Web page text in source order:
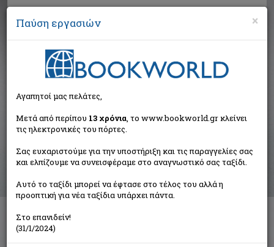
Αναζήτηση
Αποτελέσματα αναζήτησης
Συγγραφέας: Ψιμούλη Χρυσούλα Δ. (4 βιβλία)
Ταξινόμηση ανά:
Τον Απρίλη χωρίς στέφανα
×
Παύση εργασιών
Αγαπητοί μας πελάτες,
Μετά από περίπου 13 χρόνια, το www.bookworld.gr κλείνει
τις ηλεκτρονικές του πόρτες.
Σας ευχαριστούμε για την υποστήριξη και τις παραγγελίες σας
και ελπίζουμε να συνεισφέραμε στο αναγνωστικό σας ταξίδι.
Αυτό το ταξίδι μπορεί να έφτασε στο τέλος του αλλά η
προοπτική για νέα ταξίδια υπάρχει πάντα.
Στο επανιδείν!
(31/1/2024)